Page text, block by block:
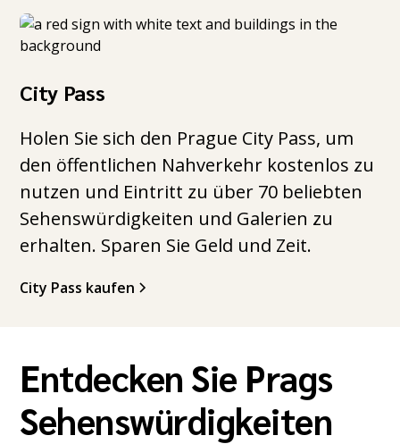
City Pass
Holen Sie sich den Prague City Pass, um
den öffentlichen Nahverkehr kostenlos zu
nutzen und Eintritt zu über 70 beliebten
Sehenswürdigkeiten und Galerien zu
erhalten. Sparen Sie Geld und Zeit.
City Pass kaufen
Entdecken Sie Prags
Sehenswürdigkeiten